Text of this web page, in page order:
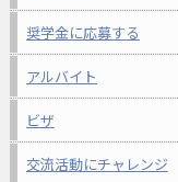
奨学金に応募する
アルバイト
ビザ
交流活動にチャレンジ